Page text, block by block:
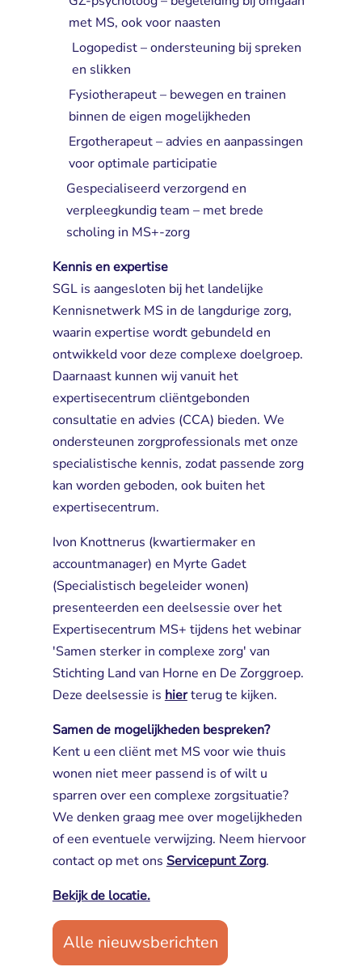
met MS, ook voor naasten
Logopedist – ondersteuning bij spreken
en slikken
Fysiotherapeut – bewegen en trainen
binnen de eigen mogelijkheden
Ergotherapeut – advies en aanpassingen
voor optimale participatie
Gespecialiseerd verzorgend en
verpleegkundig team – met brede
scholing in MS+-zorg
Kennis en expertise
SGL is aangesloten bij het landelijke
Kennisnetwerk MS in de langdurige zorg,
waarin expertise wordt gebundeld en
ontwikkeld voor deze complexe doelgroep.
Daarnaast kunnen wij vanuit het
expertisecentrum cliëntgebonden
consultatie en advies (CCA) bieden. We
ondersteunen zorgprofessionals met onze
specialistische kennis, zodat passende zorg
kan worden geboden, ook buiten het
expertisecentrum.
Ivon Knottnerus (kwartiermaker en
accountmanager) en Myrte Gadet
(Specialistisch begeleider wonen)
presenteerden een deelsessie over het
Expertisecentrum MS+ tijdens het webinar
'Samen sterker in complexe zorg' van
Stichting Land van Horne en De Zorggroep.
Deze deelsessie is hierterug te kijken.
Samen de mogelijkheden bespreken?
Kent u een cliënt met MS voor wie thuis
wonen niet meer passend is of wilt u
sparren over een complexe zorgsituatie?
We denken graag mee over mogelijkheden
of een eventuele verwijzing. Neem hiervoor
contact op met ons Servicepunt Zorg.
Bekijk de locatie.
Alle nieuwsberichten